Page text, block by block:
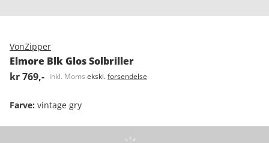
VonZipper
Elmore Blk Glos Solbriller
kr 769,- inkl. Moms ekskl.forsendelse
Farve: vintage gry